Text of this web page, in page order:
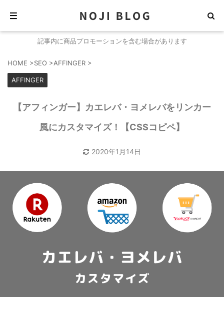
記事内に商品プロモーションを含む場合があります
HOME >SEO >AFFINGER >
AFFINGER
【アフィンガー】カエレバ・ヨメレバをリンカー
風にカスタマイズ！【CSSコピペ】
2020年1月14日